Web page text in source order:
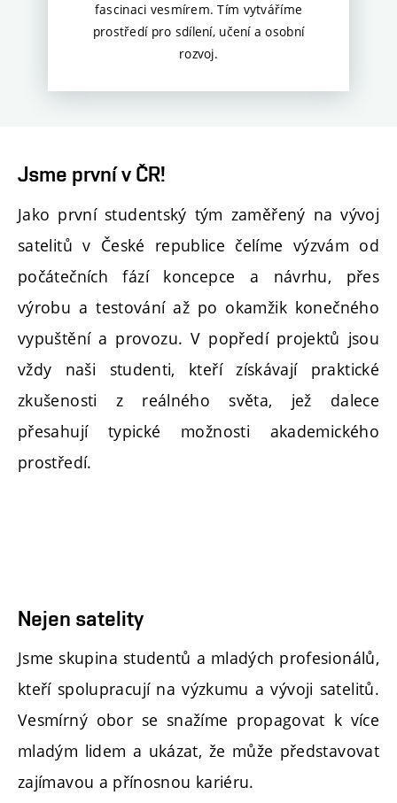
fascinaci vesmírem. Tím vytváříme
prostředí pro sdílení, učení a osobní
rozvoj.
Jsme první v ČR!
Jako první studentský tým zaměřený na vývoj
satelitů v České republice čelíme výzvám od
počátečních fází koncepce a návrhu, přes
výrobu a testování až po okamžik konečného
vypuštění a provozu. V popředí projektů jsou
vždy naši studenti, kteří získávají praktické
zkušenosti z reálného světa, jež dalece
přesahují typické možnosti akademického
prostředí.
Nejen satelity
Jsme skupina studentů a mladých profesionálů,
kteří spolupracují na výzkumu a vývoji satelitů.
Vesmírný obor se snažíme propagovat k více
mladým lidem a ukázat, že může představovat
zajímavou a přínosnou kariéru.